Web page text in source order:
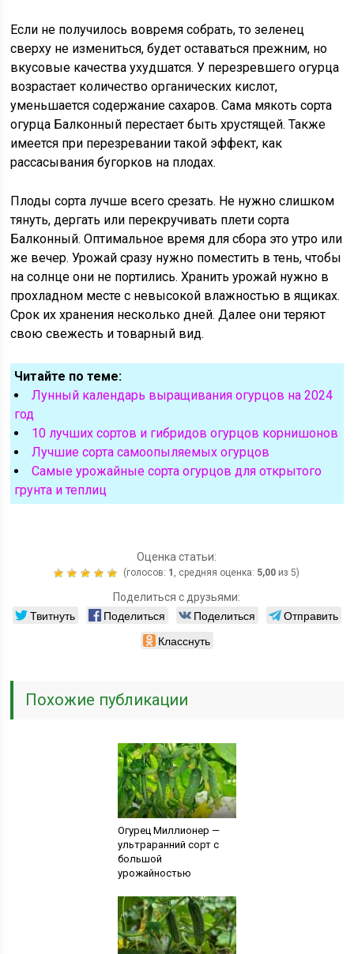
Если не получилось вовремя собрать, то зеленец
сверху не измениться, будет оставаться прежним, но
вкусовые качества ухудшатся. У перезревшего огурца
возрастает количество органических кислот,
уменьшается содержание сахаров. Сама мякоть сорта
огурца Балконный перестает быть хрустящей. Также
имеется при перезревании такой эффект, как
рассасывания бугорков на плодах.
Плоды сорта лучше всего срезать. Не нужно слишком
тянуть, дергать или перекручивать плети сорта
Балконный. Оптимальное время для сбора это утро или
же вечер. Урожай сразу нужно поместить в тень, чтобы
на солнце они не портились. Хранить урожай нужно в
прохладном месте с невысокой влажностью в ящиках.
Срок их хранения несколько дней. Далее они теряют
свою свежесть и товарный вид.
Читайте по теме:
Лунный календарь выращивания огурцов на 2024
год
10 лучших сортов и гибридов огурцов корнишонов
Лучшие сорта самоопыляемых огурцов
Самые урожайные сорта огурцов для открытого
грунта и теплиц
Оценка статьи:
(голосов: 1 , средняя оценка: 5,00 из 5)
Поделиться с друзьями:
Твитнуть Поделиться Поделиться
Отправить
Класснуть
Похожие публикации
Огурец Миллионер —
ультраранний сорт с
большой
урожайностью